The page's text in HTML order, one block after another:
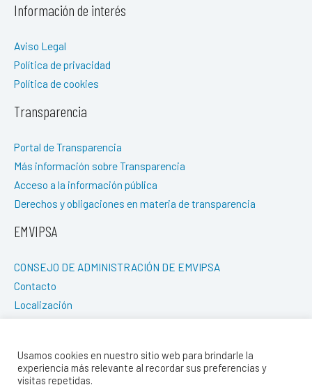
Información de interés
Aviso Legal
Política de privacidad
Política de cookies
Transparencia
Portal de Transparencia
Más información sobre Transparencia
Acceso a la información pública
Derechos y obligaciones en materia de transparencia
EMVIPSA
CONSEJO DE ADMINISTRACIÓN DE EMVIPSA
Contacto
Localización
Usamos cookies en nuestro sitio web para brindarle la
experiencia más relevante al recordar sus preferencias y
visitas repetidas.